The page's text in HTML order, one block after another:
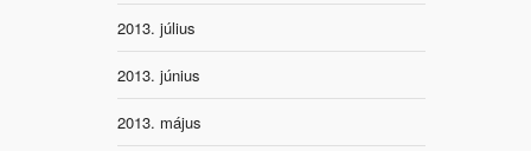
2013. július
2013. június
2013. május